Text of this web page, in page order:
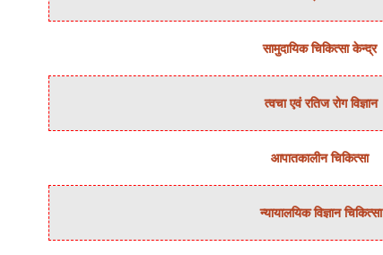
सामुदायिक चिकित्‍सा केन्‍द्र
त्‍वचा एवं रतिज रोग विज्ञान
आपातकालीन चिकित्सा
न्‍यायालयिक विज्ञान चिकित्‍सा